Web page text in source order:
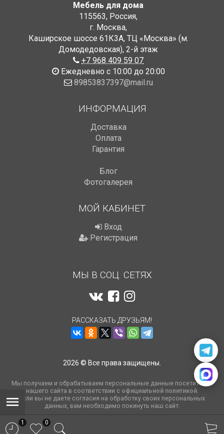
Мебель для дома
115563, Россия,
г. Москва,
Каширское шоссе 61К3А, ТЦ «Москва» (м.
Домодедовская), 2-й этаж
+7 968 409 59 07
Ежедневно с 10:00 до 20:00
89853837397@mail.ru
ИНФОРМАЦИЯ
Доставка
Оплата
Гарантия
Блог
Фотогалерея
МОЙ КАБИНЕТ
Вход
Регистрация
МЫ В СОЦ. СЕТЯХ
РАССКАЗАТЬ ДРУЗЬЯМ!
2026 © Все права защищены.
Мы получаем и обрабатываем персональные данные посетителей
нашего сайта в соответствии с официальной политикой.
Если вы не даете согласия на обработку своих персональных
данных, вам необходимо покинуть наш сайт.
1 0